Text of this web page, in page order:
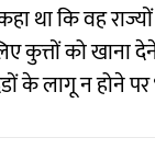
था कि वह
को खाना
लागू न होने पर